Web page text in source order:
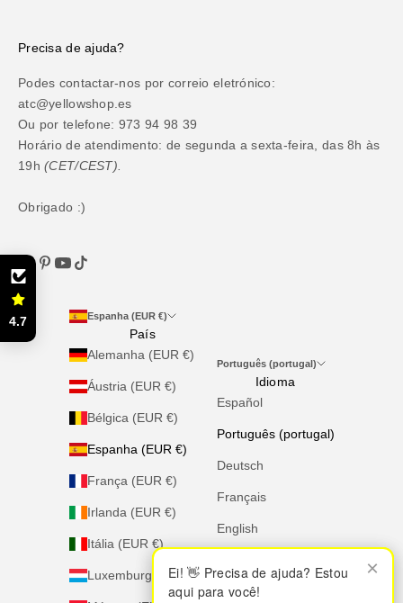
Precisa de ajuda?
Podes contactar-nos por correio eletrónico:
atc@yellowshop.es
Ou por telefone: 973 94 98 39
Horário de atendimento: de segunda a sexta-feira, das 8h às
19h(CET/CEST).
Obrigado :)
Espanha (EUR €)
País
Alemanha (EUR €)
Áustria (EUR €)
Bélgica (EUR €)
Espanha (EUR €)
França (EUR €)
Irlanda (EUR €)
Itália (EUR €)
Luxemburgo (EUR €)
Português (portugal)
Idioma
Español
Português (portugal)
Deutsch
Français
English
Nederlands
4.7
Ei! 👋 Precisa de ajuda? Estou
aqui para você!
×
Ei! 👋 Precisa de ajuda? Estou
aqui para você!
×